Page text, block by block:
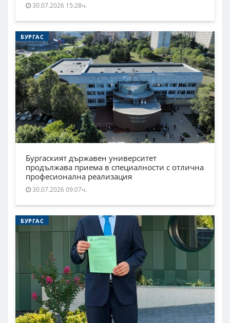
30.07.2026 15:28ч.
БУРГАС
Бургаският държавен университет
продължава приема в специалности с отлична
професионална реализация
30.07.2026 09:07ч.
БУРГАС